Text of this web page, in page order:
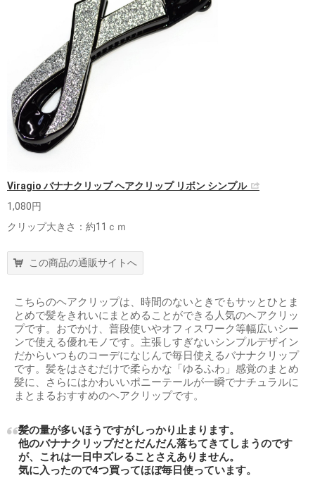
Viragio バナナクリップ ヘアクリップ リボン シンプル
1,080円
クリップ大きさ：約11ｃｍ
この商品の通販サイトへ
こちらのヘアクリップは、時間のないときでもサッとひとま
とめで髪をきれいにまとめることができる人気のヘアクリッ
プです。おでかけ、普段使いやオフィスワーク等幅広いシー
ンで使える優れモノです。主張しすぎないシンプルデザイン
だからいつものコーデになじんで毎日使えるバナナクリップ
です。髪をはさむだけで柔らかな「ゆるふわ」感覚のまとめ
髪に、さらにはかわいいポニーテールが一瞬でナチュラルに
まとまるおすすめのヘアクリップです。
髪の量が多いほうですがしっかり止まります。
他のバナナクリップだとだんだん落ちてきてしまうのです
が、これは一日中ズレることさえありません。
気に入ったので4つ買ってほぼ毎日使っています。